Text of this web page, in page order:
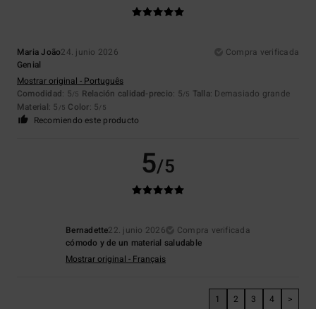
Maria João24. junio 2026
Compra verificada
Genial
Mostrar original - Português
Comodidad: 5/5 Relación calidad-precio: 5/5 Talla: Demasiado grande
Material: 5 /5 Color: 5/5
Recomiendo este producto
5/5
Bernadette22. junio 2026
Compra verificada
cómodo y de un material saludable
Mostrar original - Français
1 2 3 4 >